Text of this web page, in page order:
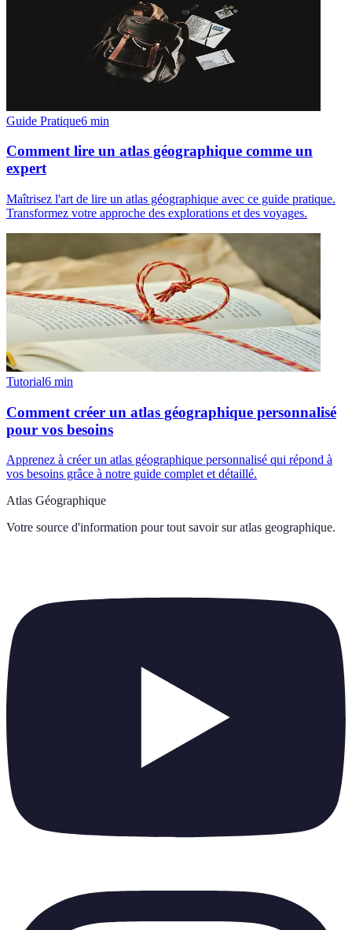
Guide Pratique6 min
Comment lire un atlas géographique comme un
expert
Maîtrisez l'art de lire un atlas géographique avec ce guide pratique.
Transformez votre approche des explorations et des voyages.
Tutorial6 min
Comment créer un atlas géographique personnalisé
pour vos besoins
Apprenez à créer un atlas géographique personnalisé qui répond à
vos besoins grâce à notre guide complet et détaillé.
Atlas Géographique
Votre source d'information pour tout savoir sur atlas geographique.